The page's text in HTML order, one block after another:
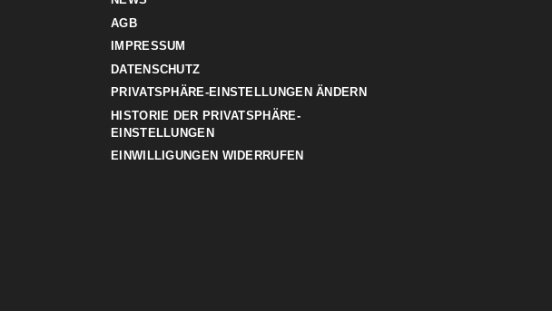
AGB
IMPRESSUM
DATENSCHUTZ
PRIVATSPHÄRE-EINSTELLUNGEN ÄNDERN
HISTORIE DER PRIVATSPHÄRE-
EINSTELLUNGEN
EINWILLIGUNGEN WIDERRUFEN